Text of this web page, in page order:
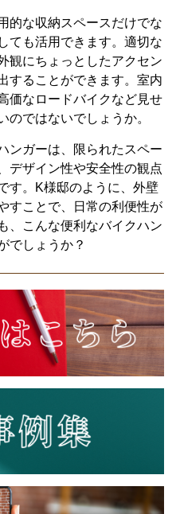
的な収納スペースだけでな
ても活用できます。適切な
観にちょっとしたアクセン
することができます。室内
価なロードバイクなど見せ
のではないでしょうか。
ンガーは、限られたスペー
デザイン性や安全性の観点
す。K様邸のように、外壁
すことで、日常の利便性が
、こんな便利なバイクハン
でしょうか？